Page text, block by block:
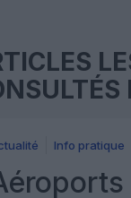
Info pratique